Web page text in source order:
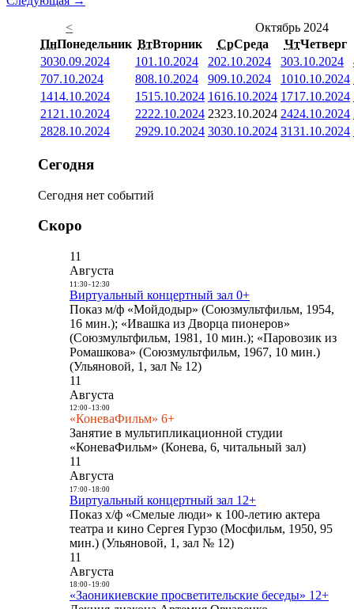
<
Октябрь 2024
ПнПонедельник ВтВторник СрСреда ЧтЧетверг
3030.09.2024 101.10.2024 202.10.2024 303.10.2024
707.10.2024 808.10.2024 909.10.2024 1010.10.2024
1414.10.2024 1515.10.2024 1616.10.2024 1717.10.2024
21 21.10.2024 2222.10.2024 2323.10.2024 2424.10.2024
2828.10.2024 2929.10.2024 3030.10.2024 3131.10.2024
Сегодня
Сегодня нет событий
Скоро
11
Августа
11:30- 12:30
Виртуальный концертный зал 0+
Показ м/ф «Мойдодыр» (Союзмультфильм, 1954,
16 мин.); «Ивашка из Дворца пионеров»
(Союзмультфильм, 1981, 10 мин.); «Паровозик из
Ромашкова» (Союзмультфильм, 1967, 10 мин.)
(Ульяновой, 1, зал № 12)
11
Августа
12:00- 13:00
«КоневаФильм» 6+
Занятие в мультипликационной студии
«КоневаФильм» (Конева, 6, читальный зал)
11
Августа
17:00- 18:00
Виртуальный концертный зал 12+
Показ х/ф «Смелые люди» к 100-летию актера
театра и кино Сергея Гурзо (Мосфильм, 1950, 95
мин.) (Ульяновой, 1, зал № 12)
11
Августа
18:00- 19:00
«Заоникиевские просветительские беседы» 12+